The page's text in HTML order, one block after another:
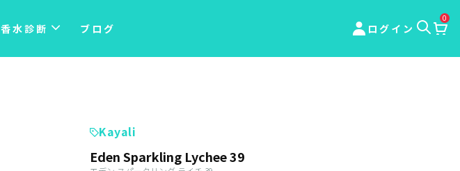
香水診断 ブログ ログイン
0
Kayali
Eden Sparkling Lychee 39